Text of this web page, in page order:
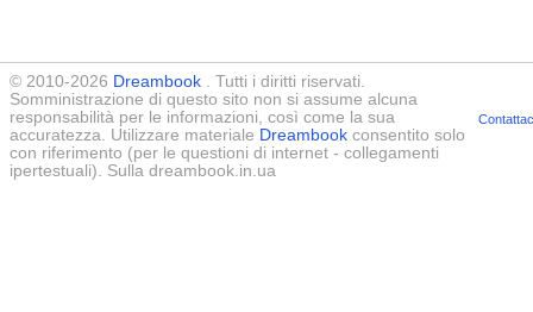
© 2010-2026 Dreambook . Tutti i diritti riservati.
Somministrazione di questo sito non si assume alcuna
responsabilità per le informazioni, così come la sua
accuratezza. Utilizzare materiale Dreambook consentito solo
con riferimento (per le questioni di internet - collegamenti
ipertestuali). Sulla dreambook.in.ua